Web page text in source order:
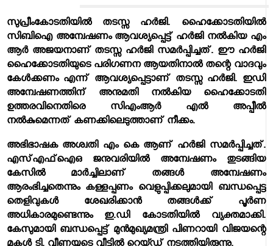
സുപ്രീംകോടതിയില്‍ തടസ്സ ഹര്‍ജി. ഹൈക്കോടതിയില്‍
സിബിഐ അന്വേഷണം ആവശ്യപ്പെട്ട് ഹര്‍ജി നല്‍കിയ എം
ആര്‍ അജയനാണ് തടസ്സ ഹര്‍ജി സമര്‍പ്പിച്ചത്. ഈ ഹര്‍ജി
ഹൈക്കോടതിയുടെ പരിഗണന ആയതിനാല്‍ തന്റെ വാദവും
കേള്‍ക്കണം എന്ന് ആവശ്യപ്പെട്ടാണ് തടസ്സ ഹര്‍ജി. ഇഡി
അന്വേഷണത്തിന് അനുമതി നല്‍കിയ ഹൈക്കോടതി
ഉത്തരവിനെതിരെ സിഎംആര്‍ എല്‍ അപ്പീല്‍
നല്‍കുമെന്നത് കണക്കിലെടുത്താണ് നീക്കം.
അഭിഭാഷക അശ്വതി എം കെ ആണ് ഹര്‍ജി സമര്‍പ്പിച്ചത്.
എസ്എഫ്‌ഐഒ ജനുവരിയില്‍ അന്വേഷണം തുടങ്ങിയ
കേസില്‍ മാര്‍ച്ചിലാണ് തങ്ങള്‍ അന്വേഷണം
ആരംഭിച്ചതെന്നും കള്ളപ്പണം വെളുപ്പിക്കലുമായി ബന്ധപ്പെട്ട
തെളിവുകള്‍ ശേഖരിക്കാന്‍ തങ്ങള്‍ക്ക് പൂര്‍ണ
അധികാരമുണ്ടെന്നും ഇ.ഡി കോടതിയില്‍ വ്യക്തമാക്കി.
കേസുമായി ബന്ധപ്പെട്ട് മുന്‍മുഖ്യമന്ത്രി പിണറായി വിജയന്റെ